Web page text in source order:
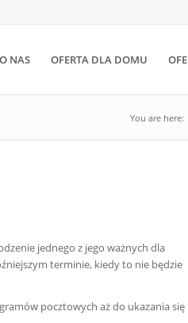
O NAS OFERTA DLA DOMU
You are here:
jednego z jego ważnych dla
terminie, kiedy to nie będzie
pocztowych aż do ukazania się